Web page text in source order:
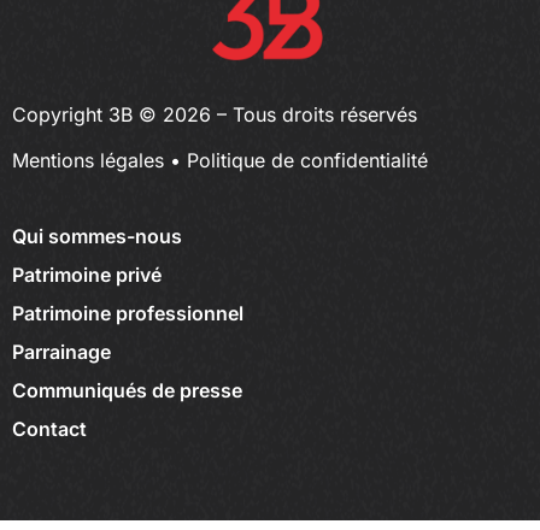
Copyright 3B © 2026 – Tous droits réservés
Mentions légales • Politique de confidentialité
Qui sommes-nous
Patrimoine privé
Patrimoine professionnel
Parrainage
Communiqués de presse
Contact